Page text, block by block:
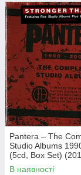
Pantera – The
Studio Albums
(5cd, Box Set)
Audio) (Import)
В наявності